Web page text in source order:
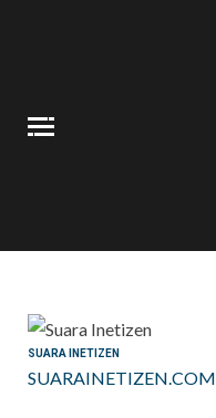
SUARA INETIZEN
SUARAINETIZEN.COM